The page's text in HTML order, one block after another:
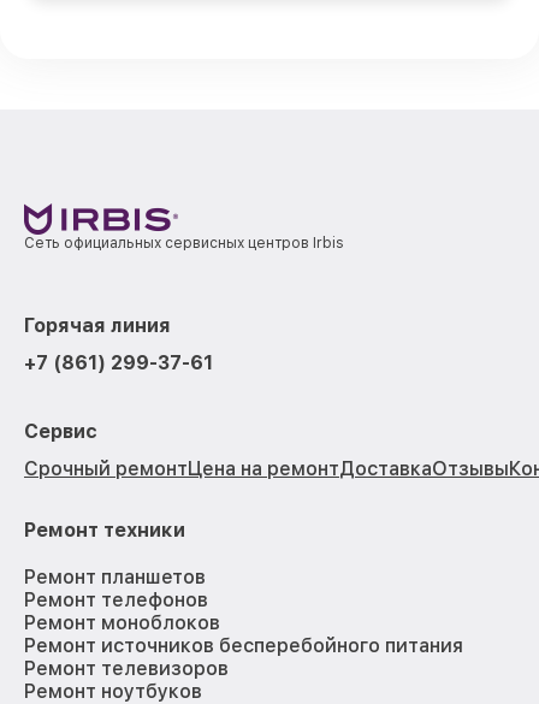
Сеть официальных сервисных центров Irbis
Горячая линия
+7 (861) 299-37-61
Сервис
Срочный ремонтЦена на ремонтДоставкаОтзывы
Ремонт техники
Ремонт планшетов
Ремонт телефонов
Ремонт моноблоков
Ремонт источников бесперебойного питания
Ремонт телевизоров
Ремонт ноутбуков